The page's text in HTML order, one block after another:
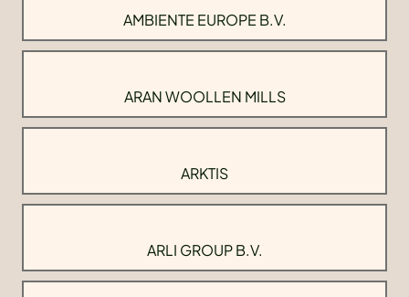
AMBIENTE EUROPE B.V.
ARAN WOOLLEN MILLS
ARKTIS
ARLI GROUP B.V.